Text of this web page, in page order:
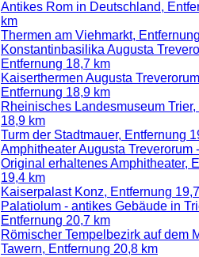
Antikes Rom in Deutschland,
km
Thermen am Viehmarkt,
Konstantinbasilika Augusta
Entfernung 18,7 km
Kaiserthermen Augusta
Entfernung 18,9 km
Rheinisches Landesmuseum
18,9 km
Turm der Stadtmauer, Entfernung
Amphitheater Augusta Treverorum
Original erhaltenes Amphitheater,
19,4 km
Kaiserpalast Konz, Entfernung
Palatiolum - antikes Gebäude in
Entfernung 20,7 km
Römischer Tempelbezirk auf dem
Tawern, Entfernung 20,8 km